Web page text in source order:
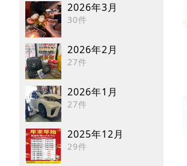
2026年3月
30件
2026年2月
27件
2026年1月
27件
2025年12月
29件